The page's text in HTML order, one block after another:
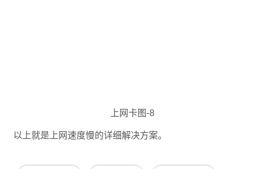
上网卡图-8
以上就是上网速度慢的详细解决方案。